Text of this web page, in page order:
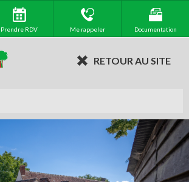
Prendre RDV Me rappeler Documentation
RETOUR AU SITE